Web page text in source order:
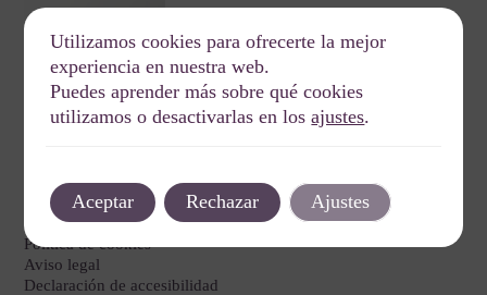
Legal
Política de privacidad
Política de cookies
Aviso legal
Declaración de accesibilidad
Utilizamos cookies para ofrecerte la mejor
experiencia en nuestra web.
Puedes aprender más sobre qué cookies
utilizamos o desactivarlas en losajustes.
Aceptar Rechazar Ajustes